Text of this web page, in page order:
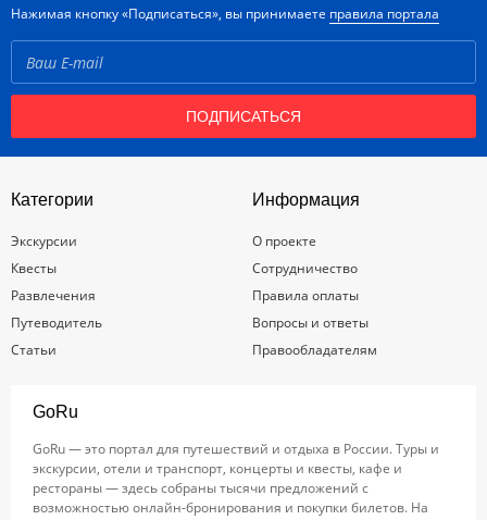
Нажимая кнопку «Подписаться», вы принимаете правила портала
ПОДПИСАТЬСЯ
Категории
Экскурсии
Квесты
Развлечения
Путеводитель
Статьи
Информация
О проекте
Сотрудничество
Правила оплаты
Вопросы и ответы
Правообладателям
GoRu
GoRu — это портал для путешествий и отдыха в России. Туры и
экскурсии, отели и транспорт, концерты и квесты, кафе и
рестораны — здесь собраны тысячи предложений с
возможностью онлайн-бронирования и покупки билетов. На